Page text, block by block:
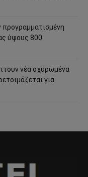
προγραμματισμένη
ύψους 800
νέα οχυρωμένα
για